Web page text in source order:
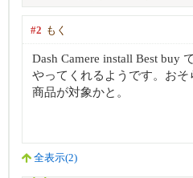
#2 もく
Dash Camere install Best buy
やってくれるようです。お
商品が対象かと。
全表示(2)